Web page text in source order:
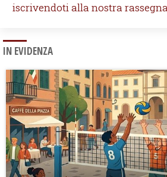
iscrivendoti alla nostra
IN EVIDENZA